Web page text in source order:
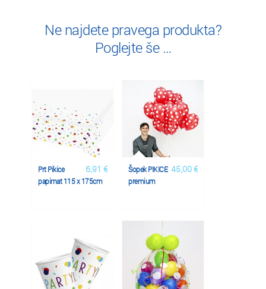
Ne najdete pravega produkta?
Poglejte še …
6,91 €
Prt Pikice
papirnat 115 x 175cm
45,00 €
Šopek PIKICE
premium